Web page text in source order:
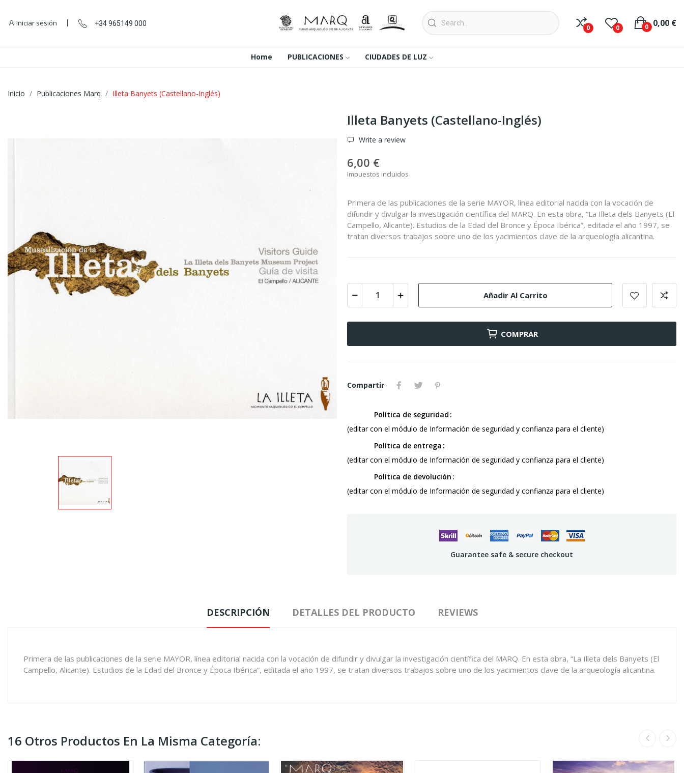
Iniciar sesión +34 965149 000
0 0 0,00 €
0
Home PUBLICACIONES CIUDADES DE LUZ
Inicio Publicaciones Marq Illeta Banyets (Castellano-Inglés)
Illeta Banyets (Castellano-Inglés)
Write a review
6,00 €
Impuestos incluidos
Primera de las publicaciones de la serie MAYOR, línea editorial nacida con la vocación de
difundir y divulgar la investigación científica del MARQ. En esta obra, “La Illeta dels Banyets (El
Campello, Alicante). Estudios de la Edad del Bronce y Época Ibérica”, editada el año 1997, se
tratan diversos trabajos sobre uno de los yacimientos clave de la arqueología alicantina.
Añadir Al Carrito
COMPRAR
Compartir
Política de seguridad
(editar con el módulo de Información de seguridad y confianza para el cliente)
Política de entrega
(editar con el módulo de Información de seguridad y confianza para el cliente)
Política de devolución
(editar con el módulo de Información de seguridad y confianza para el cliente)
Guarantee safe & secure checkout
DESCRIPCIÓN DETALLES DEL PRODUCTO REVIEWS
Primera de las publicaciones de la serie MAYOR, línea editorial nacida con la vocación de difundir y divulgar la investigación científica del MARQ. En esta obra, “La Illeta dels Banyets (El
Campello, Alicante). Estudios de la Edad del Bronce y Época Ibérica”, editada el año 1997, se tratan diversos trabajos sobre uno de los yacimientos clave de la arqueología alicantina.
16 Otros Productos En La Misma Categoría: